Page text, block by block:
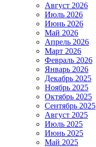
Август 2026
Июль 2026
Июнь 2026
Май 2026
Апрель 2026
Март 2026
Февраль 2026
Январь 2026
Декабрь 2025
Ноябрь 2025
Октябрь 2025
Сентябрь 2025
Август 2025
Июль 2025
Июнь 2025
Май 2025